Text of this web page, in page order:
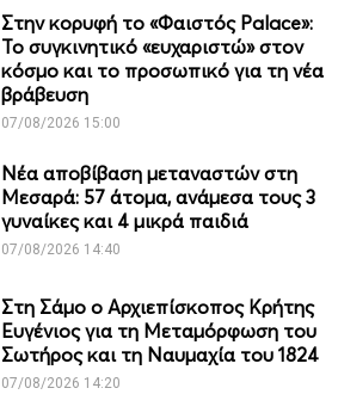
Στην κορυφή το «Φαιστός Palace»:
Το συγκινητικό «ευχαριστώ» στον
κόσμο και το προσωπικό για τη νέα
βράβευση
07/08/2026 15:00
Νέα αποβίβαση μεταναστών στη
Μεσαρά: 57 άτομα, ανάμεσα τους 3
γυναίκες και 4 μικρά παιδιά
07/08/2026 14:40
Στη Σάμο ο Αρχιεπίσκοπος Κρήτης
Ευγένιος για τη Μεταμόρφωση του
Σωτήρος και τη Ναυμαχία του 1824
07/08/2026 14:20